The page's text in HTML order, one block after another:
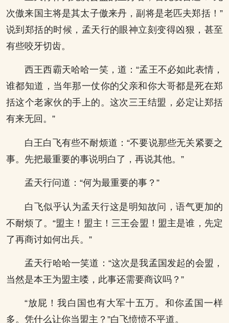
次傲来国主将是其太子傲来丹，副将是老匹夫郑括！”
说到郑括的时候，孟天行的眼神立刻变得凶狠，甚至
有些咬牙切齿。
西王西霸天哈哈一笑，道：“孟王不必如此表情，
谁都知道，当年那一仗你的父亲和你大哥都是死在郑
括这个老家伙的手上的。这次三王结盟，必定让郑括
有来无回。”
白王白飞有些不耐烦道：“不要说那些无关紧要之
事。先把最重要的事说明白了，再说其他。”
孟天行问道：“何为最重要的事？”
白飞似乎认为孟天行这是明知故问，语气更加的
不耐烦了。“盟主！盟主！三王会盟！盟主是谁，先定
了再商讨如何出兵。”
孟天行哈哈一笑道：“这次是我孟国发起的会盟，
当然是本王为盟主喽，此事还需要商议吗？”
“放屁！我白国也有大军十五万。和你孟国一样
多。凭什么让你当盟主？”白飞愤愤不平道。